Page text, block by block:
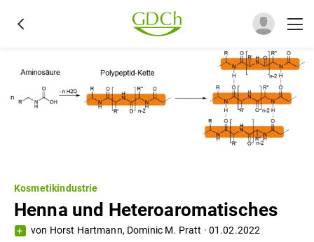
Kosmetikindustrie
Henna und Heteroaromatisches
von Horst Hartmann, Dominic M. Pratt · 01.02.2022